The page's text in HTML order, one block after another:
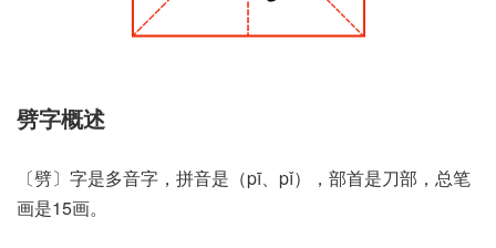
劈字概述
〔劈〕字是多音字，拼音是（pī、pǐ），部首是刀部，总笔
画是15画。